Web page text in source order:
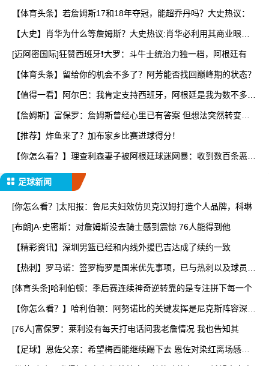
【体育头条】若詹姆斯17和18年夺冠，能超乔丹吗？大史热议：
【大史】肖华为什么等詹姆斯？大史热议:肖华必利用其商业眼光
[迈阿密国际]狂赞西班牙❗大罗：斗牛士统治力独一档，阿根廷有
【体育头条】留给你的机会不多了？阿芳能否找回巅峰期的状态？
【值得一看】阿尔巴：我肯定支持西班牙，阿根廷是我为数不多会
【詹姆斯】富保罗：詹姆斯曾经心里已有答案 但想法突然转变又
【推荐】炸鱼来了？加布家乡比赛进球得分！
【你怎么看？】理查利森妻子被阿根廷球迷网暴：收到数百条恶
足球新闻
[你怎么看？]太阳报：鲁尼夫妇效仿贝克汉姆打造个人品牌，科琳
[布朗]A·史密斯：对詹姆斯没去骑士感到震惊 76人能得到他
【精彩资讯】深圳男篮已经和内线外援巴吉达成了续约一致
【热刺】罗马诺：签罗梅罗是国米优先事项，已与热刺以及球员阵
[体育头条]哈利伯顿：季后赛连续神奇逆转靠的是专注拼下每一个
【你怎么看？】哈利伯顿：阿努诺比的关键发挥是尼克斯阵容深度
[76人]富保罗：莱利没有每天打电话问我老詹情况 我也告知其
【足球】恩佐父亲：希望梅西能继续踢下去 恩佐对染红离场感到